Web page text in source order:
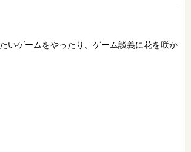
いゲームをやったり、ゲーム談義に花を咲か